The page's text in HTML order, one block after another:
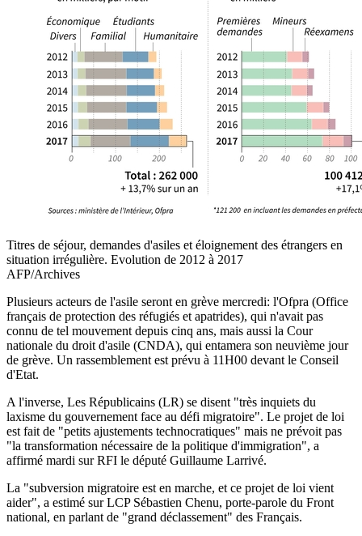
Titres de séjour, demandes d'asiles et éloignement des étrangers en
situation irrégulière. Evolution de 2012 à 2017
AFP/Archives
Plusieurs acteurs de l'asile seront en grève mercredi: l'Ofpra (Office
français de protection des réfugiés et apatrides), qui n'avait pas
connu de tel mouvement depuis cinq ans, mais aussi la Cour
nationale du droit d'asile (CNDA), qui entamera son neuvième jour
de grève. Un rassemblement est prévu à 11H00 devant le Conseil
d'Etat.
A l'inverse, Les Républicains (LR) se disent "très inquiets du
laxisme du gouvernement face au défi migratoire". Le projet de loi
est fait de "petits ajustements technocratiques" mais ne prévoit pas
"la transformation nécessaire de la politique d'immigration", a
affirmé mardi sur RFI le député Guillaume Larrivé.
La "subversion migratoire est en marche, et ce projet de loi vient
aider", a estimé sur LCP Sébastien Chenu, porte-parole du Front
national, en parlant de "grand déclassement" des Français.